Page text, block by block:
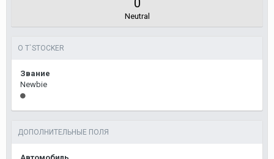
0
Neutral
О T`STOCKER
Звание
Newbie
ДОПОЛНИТЕЛЬНЫЕ ПОЛЯ